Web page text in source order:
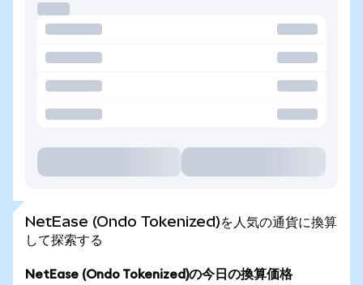
NetEase (Ondo Tokenized)を人気の通貨に換算
して探索する
NetEase (Ondo Tokenized)の今日の換算価格